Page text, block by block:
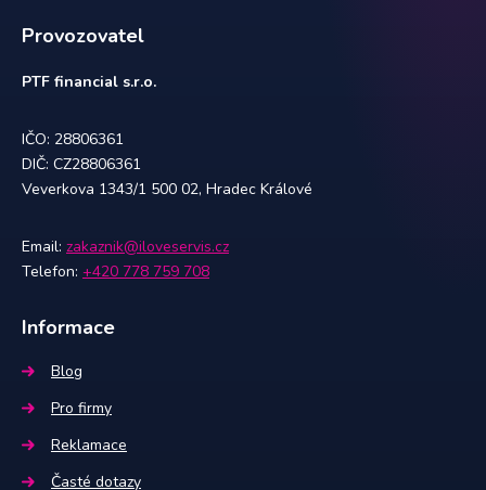
Provozovatel
PTF financial s.r.o.
IČO: 28806361
DIČ: CZ28806361
Veverkova 1343/1 500 02, Hradec Králové
Email: zakaznik@iloveservis.cz
Telefon: +420 778 759 708
Informace
Blog
Pro firmy
Reklamace
Časté dotazy